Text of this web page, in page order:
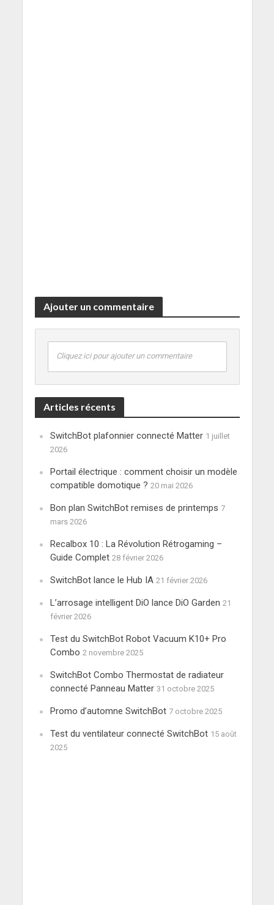
Ajouter un commentaire
Cliquez ici pour ajouter un commentaire
Articles récents
SwitchBot plafonnier connecté Matter 1 juillet
2026
Portail électrique : comment choisir un modèle
compatible domotique ? 20 mai 2026
Bon plan SwitchBot remises de printemps 7
mars 2026
Recalbox 10 : La Révolution Rétrogaming –
Guide Complet 28 février 2026
SwitchBot lance le Hub IA 21 février 2026
L’arrosage intelligent DiO lance DiO Garden 21
février 2026
Test du SwitchBot Robot Vacuum K10+ Pro
Combo 2 novembre 2025
SwitchBot Combo Thermostat de radiateur
connecté Panneau Matter 31 octobre 2025
Promo d’automne SwitchBot 7 octobre 2025
Test du ventilateur connecté SwitchBot 15 août
2025